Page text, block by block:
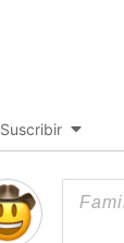
Suscribir